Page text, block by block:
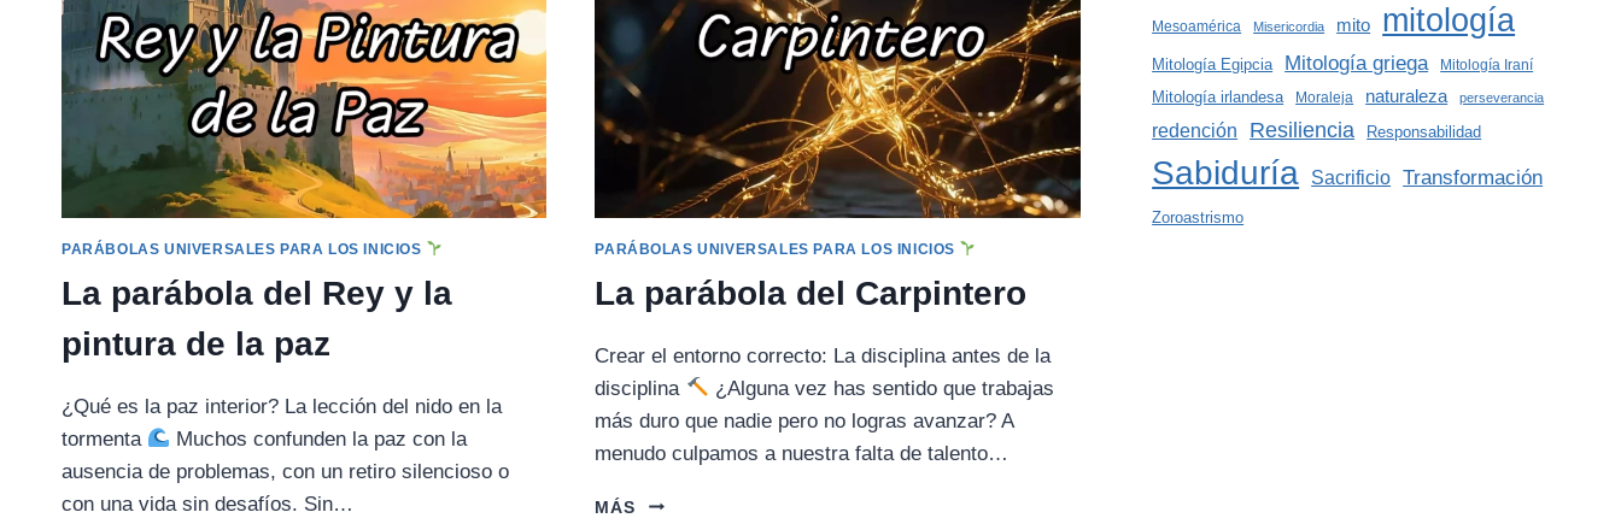
PARÁBOLAS UNIVERSALES PARA LOS INICIOS
La parábola del Rey y la
pintura de la paz
¿Qué es la paz interior? La lección del nido en la
tormenta
Muchos confunden la paz con la
ausencia de problemas, con un retiro silencioso o
con una vida sin desafíos. Sin…
PARÁBOLAS UNIVERSALES PARA LOS INICIOS
La parábola del Carpintero
Crear el entorno correcto: La disciplina antes de la
disciplina
¿Alguna vez has sentido que trabajas
más duro que nadie pero no logras avanzar? A
menudo culpamos a nuestra falta de talento…
MÁS
LA
Mesoamérica Misericordia mito mitología
Mitología Egipcia Mitología griega Mitología Iraní
Mitología irlandesa Moraleja naturaleza perseverancia
redención Resiliencia Responsabilidad
Sabiduría Sacrificio Transformación
Zoroastrismo